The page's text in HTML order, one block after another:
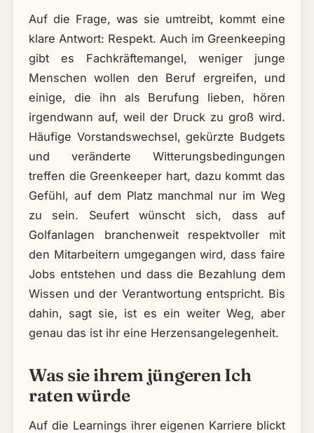
Auf die Frage, was sie umtreibt, kommt eine
klare Antwort: Respekt. Auch im Greenkeeping
gibt es Fachkräftemangel, weniger junge
Menschen wollen den Beruf ergreifen, und
einige, die ihn als Berufung lieben, hören
irgendwann auf, weil der Druck zu groß wird.
Häufige Vorstandswechsel, gekürzte Budgets
und veränderte Witterungsbedingungen
treffen die Greenkeeper hart, dazu kommt das
Gefühl, auf dem Platz manchmal nur im Weg
zu sein. Seufert wünscht sich, dass auf
Golfanlagen branchenweit respektvoller mit
den Mitarbeitern umgegangen wird, dass faire
Jobs entstehen und dass die Bezahlung dem
Wissen und der Verantwortung entspricht. Bis
dahin, sagt sie, ist es ein weiter Weg, aber
genau das ist ihr eine Herzensangelegenheit.
Was sie ihrem jüngeren Ich
raten würde
Auf die Learnings ihrer eigenen Karriere blickt